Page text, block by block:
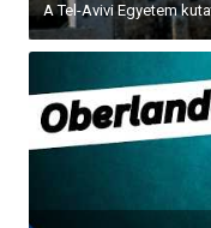
A Tel-Avivi Egyetem